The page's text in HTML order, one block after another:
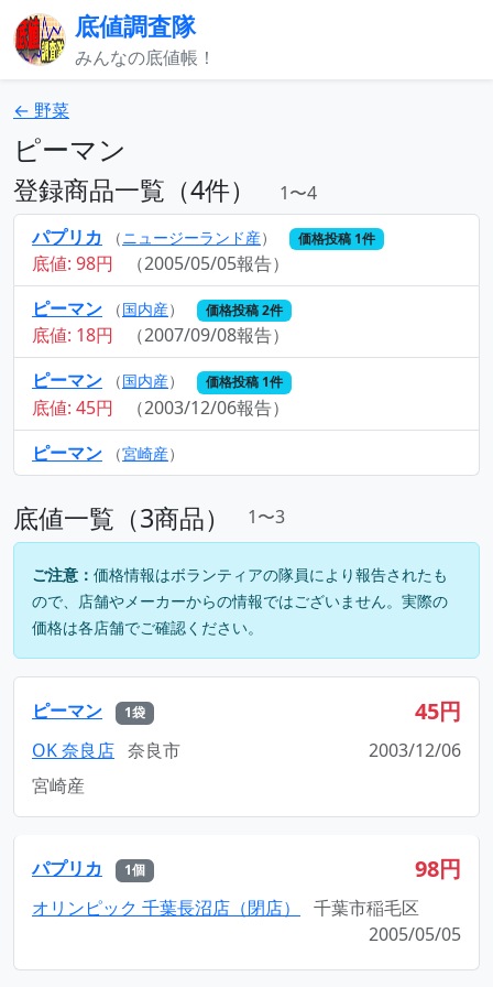
底値調査隊
みんなの底値帳！
← 野菜
ピーマン
登録商品一覧（4件）
1〜4
パプリカ
（ニュージーランド産） 価格投稿 1件
底値: 98円
（2005/05/05報告）
ピーマン
（国内産） 価格投稿 2件
底値: 18円
（2007/09/08報告）
ピーマン
（国内産） 価格投稿 1件
底値: 45円
（2003/12/06報告）
ピーマン
（宮崎産）
底値一覧（3商品） 1〜3
ご注意： 価格情報はボランティアの隊員により報告されたも
ので、店舗やメーカーからの情報ではございません。実際の
価格は各店舗でご確認ください。
ピーマン 1袋 45円
OK 奈良店 奈良市
2003/12/06
宮崎産
パプリカ 1個 98円
オリンピック 千葉長沼店（閉店）
千葉市稲毛区
2005/05/05